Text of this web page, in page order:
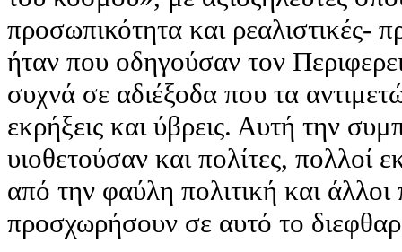
προσωπικότητα και ρεαλιστικές-
ήταν που οδηγούσαν τον
συχνά σε αδιέξοδα που τα
εκρήξεις και ύβρεις. Αυτή την
υιοθετούσαν και πολίτες, πολλοί
από την φαύλη πολιτική και
προσχωρήσουν σε αυτό το